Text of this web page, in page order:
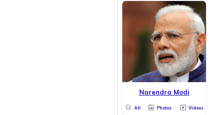
Narendra Modi
All Photos Videos